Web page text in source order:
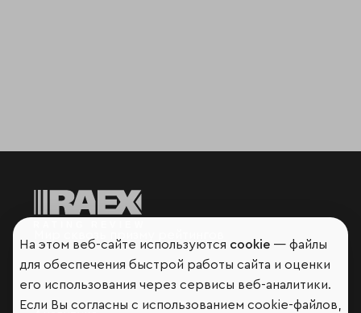
Мир сквозь призму рейтингов
На этом веб-сайте используются cookie — файлы
для обеспечения быстрой работы сайта и оценки
его использования через сервисы веб-аналитики.
Если Вы согласны с использованием cookie-файлов,